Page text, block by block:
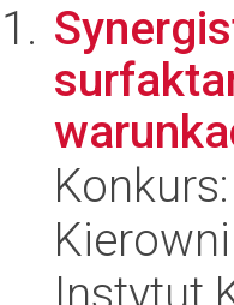
Konkurs:
Instytut